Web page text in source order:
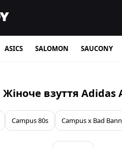
ASICS SALOMON SAUCONY
Жіноче взуття Adidas
Campus 80s Campus x Bad